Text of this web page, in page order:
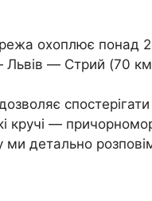
охоплює понад
Львів — Стрий (70
спостерігати
кручі —
детально